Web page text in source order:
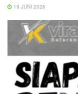
19 JUNI 2026